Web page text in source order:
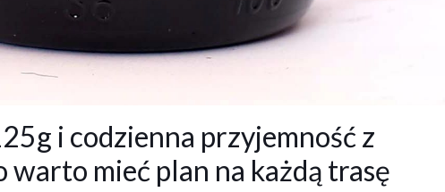
i codzienna przyjemność z
mieć plan na każdą trasę